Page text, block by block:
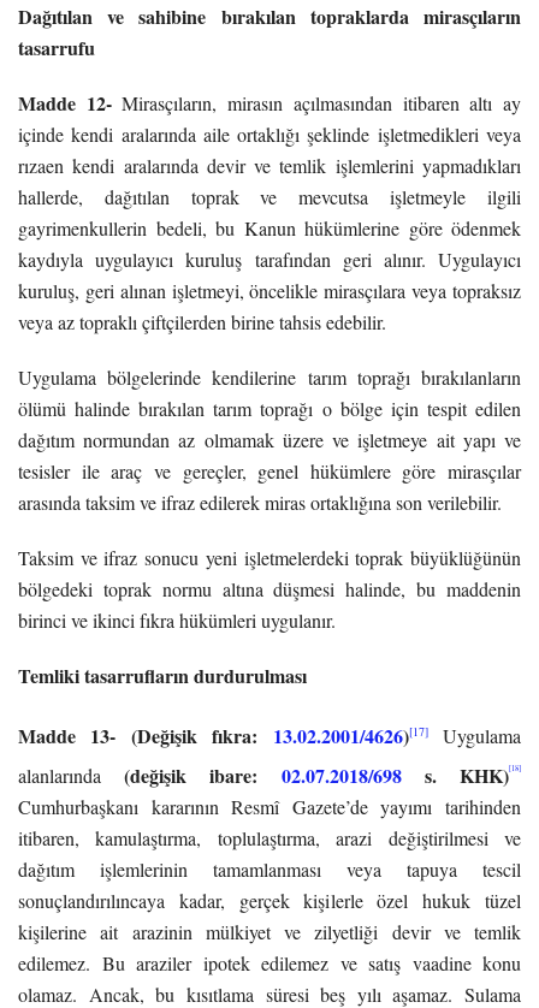
Dağıtılan ve sahibine bırakılan topraklarda mirasçıların
tasarrufu
Madde 12-Mirasçıların, mirasın açılmasından itibaren altı ay
içinde kendi aralarında aile ortaklığı şeklinde işletmedikleri veya
rızaen kendi aralarında devir ve temlik işlemlerini yapmadıkları
hallerde, dağıtılan toprak ve mevcutsa işletmeyle ilgili
gayrimenkullerin bedeli, bu Kanun hükümlerine göre ödenmek
kaydıyla uygulayıcı kuruluş tarafından geri alınır. Uygulayıcı
kuruluş, geri alınan işletmeyi, öncelikle mirasçılara veya topraksız
veya az topraklı çiftçilerden birine tahsis edebilir.
Uygulama bölgelerinde kendilerine tarım toprağı bırakılanların
ölümü halinde bırakılan tarım toprağı o bölge için tespit edilen
dağıtım normundan az olmamak üzere ve işletmeye ait yapı ve
tesisler ile araç ve gereçler, genel hükümlere göre mirasçılar
arasında taksim ve ifraz edilerek miras ortaklığına son verilebilir.
Taksim ve ifraz sonucu yeni işletmelerdeki toprak büyüklüğünün
bölgedeki toprak normu altına düşmesi halinde, bu maddenin
birinci ve ikinci fıkra hükümleri uygulanır.
Temliki tasarrufların durdurulması
Madde 13- (Değişik fıkra: 13.02.2001/4626)[17]Uygulama
alanlarında(değişik ibare: 02.07.2018/698s. KHK)[18]
Cumhurbaşkanı kararının Resmî Gazete’de yayımı tarihinden
itibaren, kamulaştırma, toplulaştırma, arazi değiştirilmesi ve
dağıtım işlemlerinin tamamlanması veya tapuya tescil
sonuçlandırılıncaya kadar, gerçek kişilerle özel hukuk tüzel
kişilerine ait arazinin mülkiyet ve zilyetliği devir ve temlik
edilemez. Bu araziler ipotek edilemez ve satış vaadine konu
olamaz. Ancak, bu kısıtlama süresi beş yılı aşamaz. Sulama